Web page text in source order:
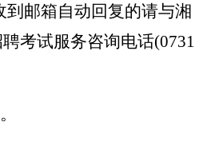
到邮箱自动回复的请与湘
考试服务咨询电话(0731